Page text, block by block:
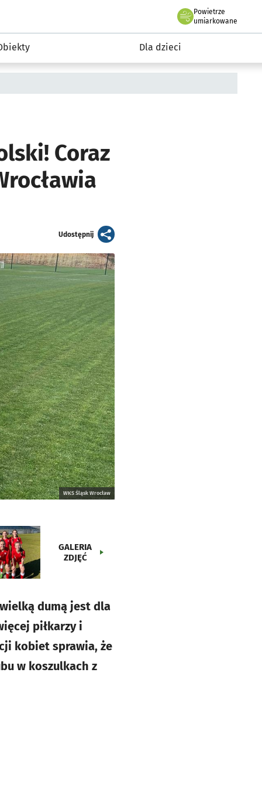
rekreacja
Powietrze
we Wrocławiu
umiarkowane
Dla dzieci
Coraz
Udostępnijartykuł
WKS Śląsk Wrocław
GALERIA
ZDJĘĆ
dumą jest dla
piłkarzy i
kobiet sprawia, że
w koszulkach z